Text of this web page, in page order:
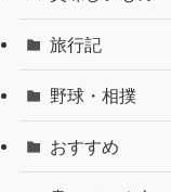
旅行記
野球・相撲
おすすめ